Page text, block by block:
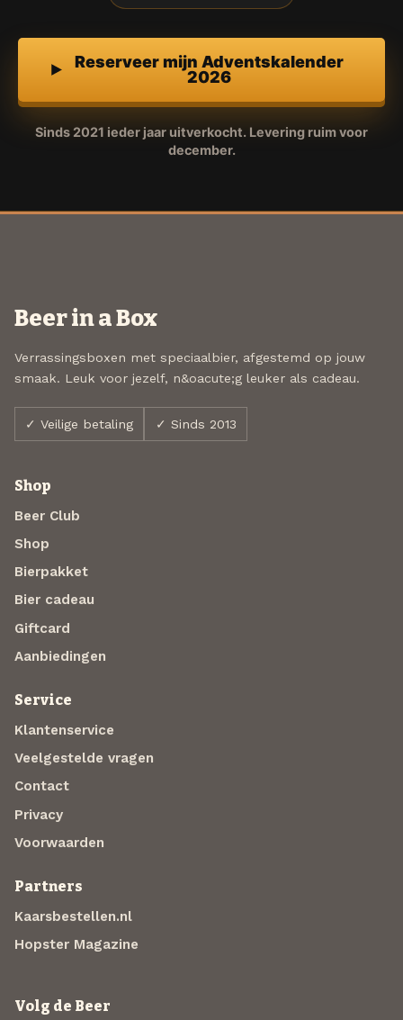
Reserveer mijn Adventskalender
2026
Sinds 2021 ieder jaar uitverkocht. Levering ruim voor
december.
Beer in a Box
Verrassingsboxen met speciaalbier, afgestemd op jouw
smaak. Leuk voor jezelf, n&oacute;g leuker als cadeau.
✓ Veilige betaling ✓ Sinds 2013
Shop
Beer Club
Shop
Bierpakket
Bier cadeau
Giftcard
Aanbiedingen
Service
Klantenservice
Veelgestelde vragen
Contact
Privacy
Voorwaarden
Partners
Kaarsbestellen.nl
Hopster Magazine
Volg de Beer